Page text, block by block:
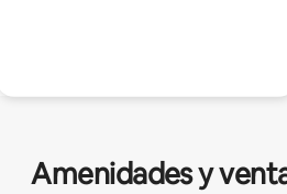
Amenidades y